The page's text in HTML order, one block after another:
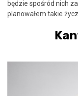
będzie spośród nich
planowałem takie